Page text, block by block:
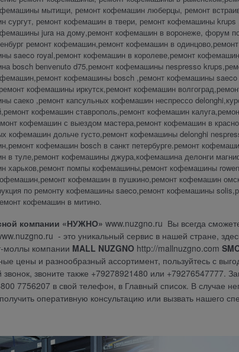
мытищи, ремонт кофемашин люберцы, ремонт
сургут, ремонт кофемашин в твери, ремонт кофемашины
jura на дому,ремонт кофемашин в воронеже, форум
ремонт кофемашин,ремонт кофемашин в
saeco royal,ремонт кофемашин в королеве,ремонт
bosch benvenuto d75,ремонт кофемашины nespresso
кофемашины bosch ,ремонт кофемашины
кофемашины иркутск,ремонт кофемашин
саеко ,ремонт капсульных кофемашин неспрессо
кофемашин ставрополь,ремонт кофемашин
кофемашин с выездом мастера,ремонт кофемашин в
кофемашин дольче густо,ремонт кофемашины delonghi
кофемашин bosch в санкт петербурге.ремонт
в туле,ремонт кофемашины джура,кофемашина делонги
харьков,ремонт помпы кофемашины,ремонт кофемашины
кофемашин в пушкино,ремонт кофемашин
по ремонту кофемашины saeco,ремонт кофемашины
кофемашин в митино.
компании «НУЖНО» www.nuzgno.ru Вы всегда
- это уникальный сервис в нашей стране,
моллы компании MALL NUZGNO http://mallnuzgno.com
цены и разнообразный ассортимент, пользуйтесь с
звонок, звоните также +79278921480 или +79276547777.
7756207 в свой телефон, в Главный список. В случае
оперативную консультацию или вызвать нашего